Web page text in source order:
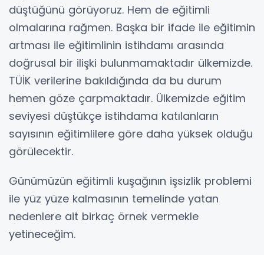
düştüğünü görüyoruz. Hem de eğitimli
olmalarına rağmen. Başka bir ifade ile eğitimin
artması ile eğitimlinin istihdamı arasında
doğrusal bir ilişki bulunmamaktadır ülkemizde.
TÜİK verilerine bakıldığında da bu durum
hemen göze çarpmaktadır. Ülkemizde eğitim
seviyesi düştükçe istihdama katılanların
sayısının eğitimlilere göre daha yüksek olduğu
görülecektir.
Günümüzün eğitimli kuşağının işsizlik problemi
ile yüz yüze kalmasının temelinde yatan
nedenlere ait birkaç örnek vermekle
yetineceğim.